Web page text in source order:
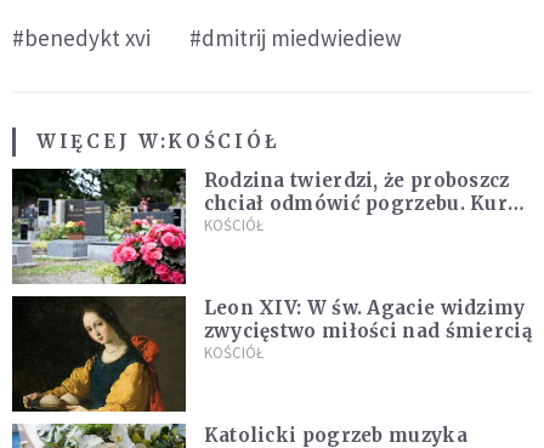
#benedykt xvi #dmitrij miedwiediew
WIĘCEJ W:KOŚCIÓŁ
Rodzina twierdzi, że proboszcz
chciał odmówić pogrzebu. Kuria
zapowiada wyjaśnienia
KOŚCIÓŁ
Leon XIV: W św. Agacie widzimy
zwycięstwo miłości nad śmiercią
KOŚCIÓŁ
Katolicki pogrzeb muzyka